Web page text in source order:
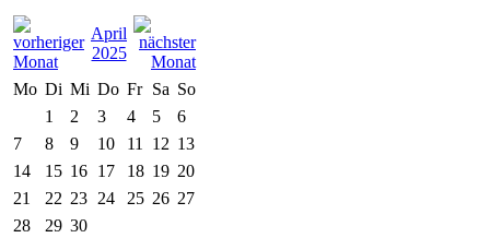
April
2025
Mo Di Mi Do Fr Sa So
1
2 3 4 5
6
7
8 9 10 11 12 13
14
15 16 17 18 19 20
21
22 23 24 25 26 27
28
29 30